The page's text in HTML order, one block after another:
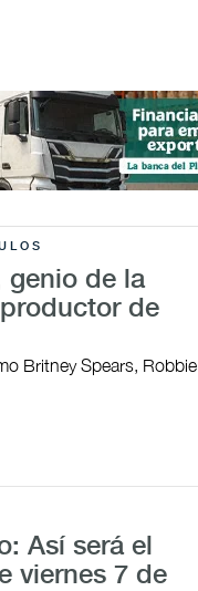
genio de la
de
Britney Spears, Robbie
Así será el
viernes 7 de